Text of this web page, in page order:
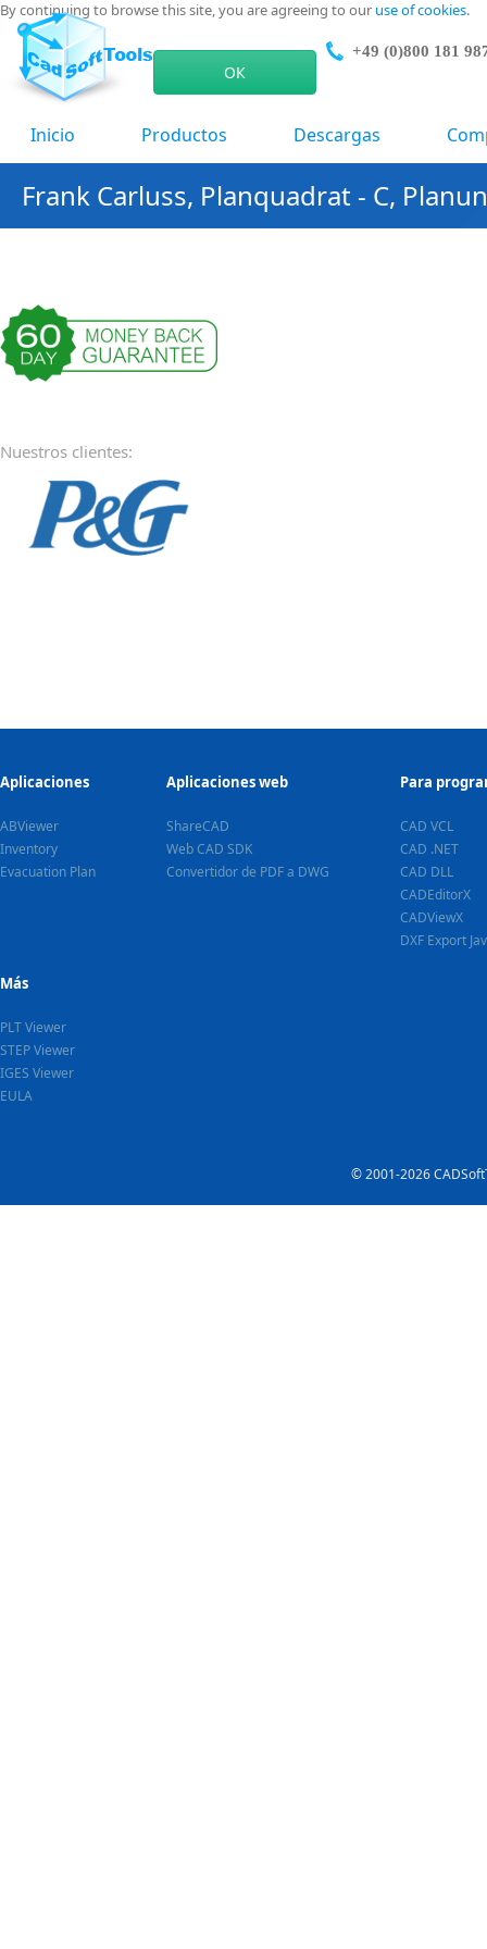
By continuing to browse this site, you are agreeing to our use of cookies.
ОК
+49 (0)800 181
Inicio Productos Descargas
Frank Carluss, Planquadrat - C,
Nuestros clientes:
Aplicaciones
ABViewer
Inventory
Evacuation Plan
Aplicaciones web
ShareCAD
Web CAD SDK
Convertidor de PDF a DWG
Para
CAD VCL
CAD .NET
CAD DLL
CADEditorX
CADViewX
DXF Export
Más
PLT Viewer
STEP Viewer
IGES Viewer
EULA
© 2001-2026